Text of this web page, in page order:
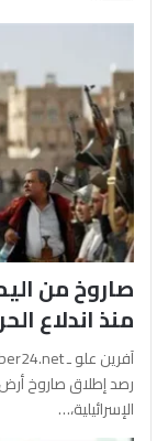
صاروخ من
منذ اندلاع
رصد إطلاق صاروخ
الإسرائيلية،…